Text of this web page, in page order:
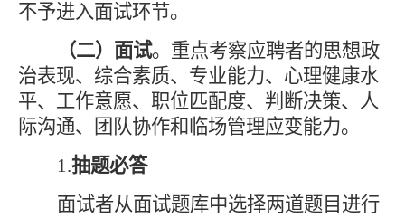
不予进入面试环节。
（二）面试。 重点考察应聘者的思想政
治表现、综合素质、专业能力、心理健康水
平、工作意愿、职位匹配度、判断决策、人
际沟通、团队协作和临场管理应变能力。
1.抽题必答
面试者从面试题库中选择两道题目进行